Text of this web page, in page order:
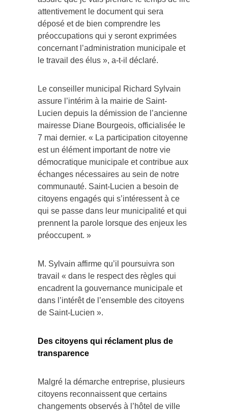
attentivement le document qui sera
déposé et de bien comprendre les
préoccupations qui y seront exprimées
concernant l’administration municipale et
le travail des élus », a-t-il déclaré.
Le conseiller municipal Richard Sylvain
assure l’intérim à la mairie de Saint-
Lucien depuis la démission de l’ancienne
mairesse Diane Bourgeois, officialisée le
7 mai dernier. « La participation citoyenne
est un élément important de notre vie
démocratique municipale et contribue aux
échanges nécessaires au sein de notre
communauté. Saint-Lucien a besoin de
citoyens engagés qui s’intéressent à ce
qui se passe dans leur municipalité et qui
prennent la parole lorsque des enjeux les
préoccupent. »
M. Sylvain affirme qu’il poursuivra son
travail « dans le respect des règles qui
encadrent la gouvernance municipale et
dans l’intérêt de l’ensemble des citoyens
de Saint-Lucien ».
Des citoyens qui réclament plus de
transparence
Malgré la démarche entreprise, plusieurs
citoyens reconnaissent que certains
changements observés à l’hôtel de ville